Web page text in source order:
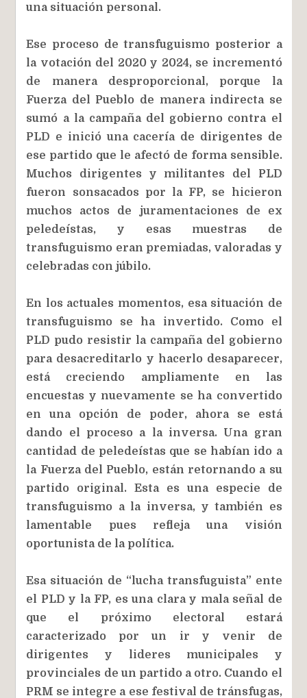
una situación personal.
Ese proceso de transfuguismo posterior a
la votación del 2020 y 2024, se incrementó
de manera desproporcional, porque la
Fuerza del Pueblo de manera indirecta se
sumó a la campaña del gobierno contra el
PLD e inició una cacería de dirigentes de
ese partido que le afectó de forma sensible.
Muchos dirigentes y militantes del PLD
fueron sonsacados por la FP, se hicieron
muchos actos de juramentaciones de ex
peledeístas, y esas muestras de
transfuguismo eran premiadas, valoradas y
celebradas con júbilo.
En los actuales momentos, esa situación de
transfuguismo se ha invertido. Como el
PLD pudo resistir la campaña del gobierno
para desacreditarlo y hacerlo desaparecer,
está creciendo ampliamente en las
encuestas y nuevamente se ha convertido
en una opción de poder, ahora se está
dando el proceso a la inversa. Una gran
cantidad de peledeístas que se habían ido a
la Fuerza del Pueblo, están retornando a su
partido original. Esta es una especie de
transfuguismo a la inversa, y también es
lamentable pues refleja una visión
oportunista de la política.
Esa situación de “lucha transfuguista” ente
el PLD y la FP, es una clara y mala señal de
que el próximo electoral estará
caracterizado por un ir y venir de
dirigentes y lideres municipales y
provinciales de un partido a otro. Cuando el
PRM se integre a ese festival de tránsfugas,